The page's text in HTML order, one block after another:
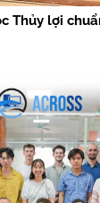
Thủy lợi